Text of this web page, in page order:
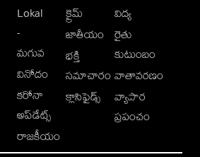
Lokal
-
మగువ
వినోదం
కరోనా
అప్‌డేట్స్
రాజకీయం
క్రైమ్
జాతీయం
భక్తి
సమాచారం
క్లాసిఫైడ్స్
విద్య
రైతు
కుటుంబం
వాతావరణం
వ్యాపార
ప్రపంచం